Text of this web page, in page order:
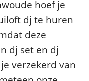
hoef je
dj te huren
deze
dj set en dj
verzekerd van